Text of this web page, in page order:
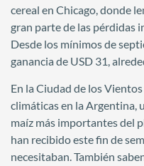
cereal en Chicago, donde
gran parte de las pérdidas
Desde los mínimos de
ganancia de USD 31,
En la Ciudad de los
climáticas en la Argentina,
maíz más importantes del
han recibido este fin de
necesitaban. También